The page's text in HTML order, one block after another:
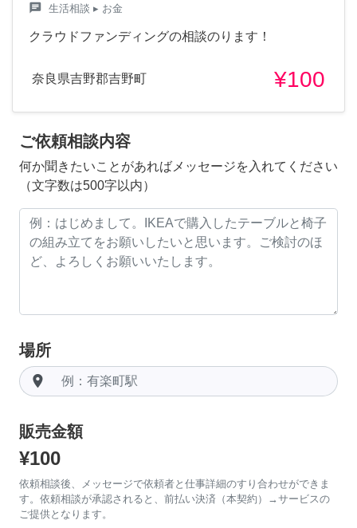
chat 生活相談 ▸ お金
クラウドファンディングの相談のります！
奈良県吉野郡吉野町 ¥100
ご依頼相談内容
何か聞きたいことがあればメッセージを入れてください
（文字数は500字以内）
場所
room
販売金額
¥100
依頼相談後、メッセージで依頼者と仕事詳細のすり合わせができま
す。依頼相談が承認されると、前払い決済（本契約）→サービスの
ご提供となります。